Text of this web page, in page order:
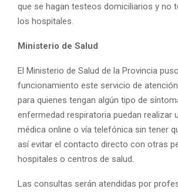
que se hagan testeos domiciliarios y no
los hospitales.
Ministerio de Salud
El Ministerio de Salud de la Provincia
funcionamiento este servicio de
para quienes tengan algún tipo de
enfermedad respiratoria puedan realizar
médica online o vía telefónica sin tener
así evitar el contacto directo con otras
hospitales o centros de salud.
Las consultas serán atendidas por